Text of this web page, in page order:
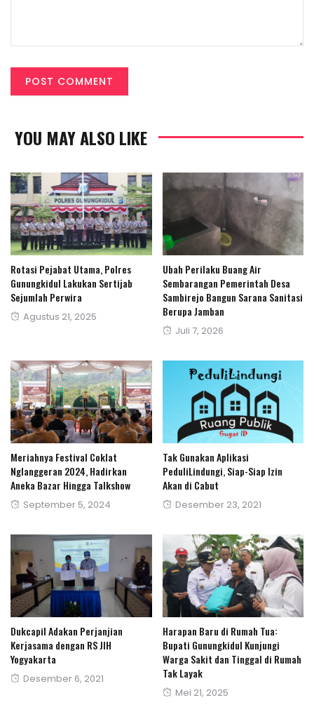
YOU MAY ALSO LIKE
Rotasi Pejabat Utama, Polres
Gunungkidul Lakukan Sertijab
Sejumlah Perwira
Posted
Agustus 21, 2025
Ubah Perilaku Buang Air
Sembarangan Pemerintah Desa
Sambirejo Bangun Sarana Sanitasi
Berupa Jamban
Posted
Juli 7, 2026
Meriahnya Festival Coklat
Nglanggeran 2024, Hadirkan
Aneka Bazar Hingga Talkshow
Posted
September 5, 2024
Tak Gunakan Aplikasi
PeduliLindungi, Siap-Siap Izin
Akan di Cabut
Posted
Desember 23, 2021
Dukcapil Adakan Perjanjian
Kerjasama dengan RS JIH
Yogyakarta
Posted
Desember 6, 2021
Harapan Baru di Rumah Tua:
Bupati Gunungkidul Kunjungi
Warga Sakit dan Tinggal di Rumah
Tak Layak
Posted
Mei 21, 2025